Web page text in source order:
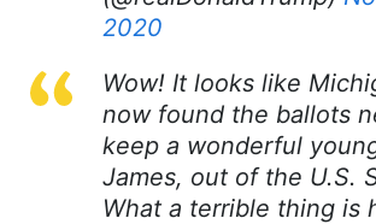
2020
Wow! It looks like
now found the ballots
keep a wonderful
James, out of the U.S.
What a terrible thing is